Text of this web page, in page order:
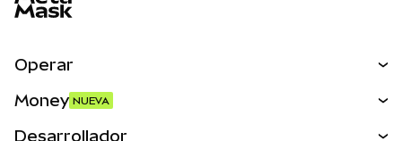
Operar
Money NUEVA
Desarrollador